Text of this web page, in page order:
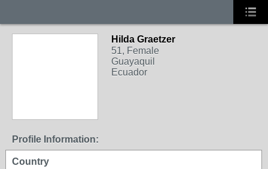
Hilda Graetzer
51, Female
Guayaquil
Ecuador
Profile Information:
Country